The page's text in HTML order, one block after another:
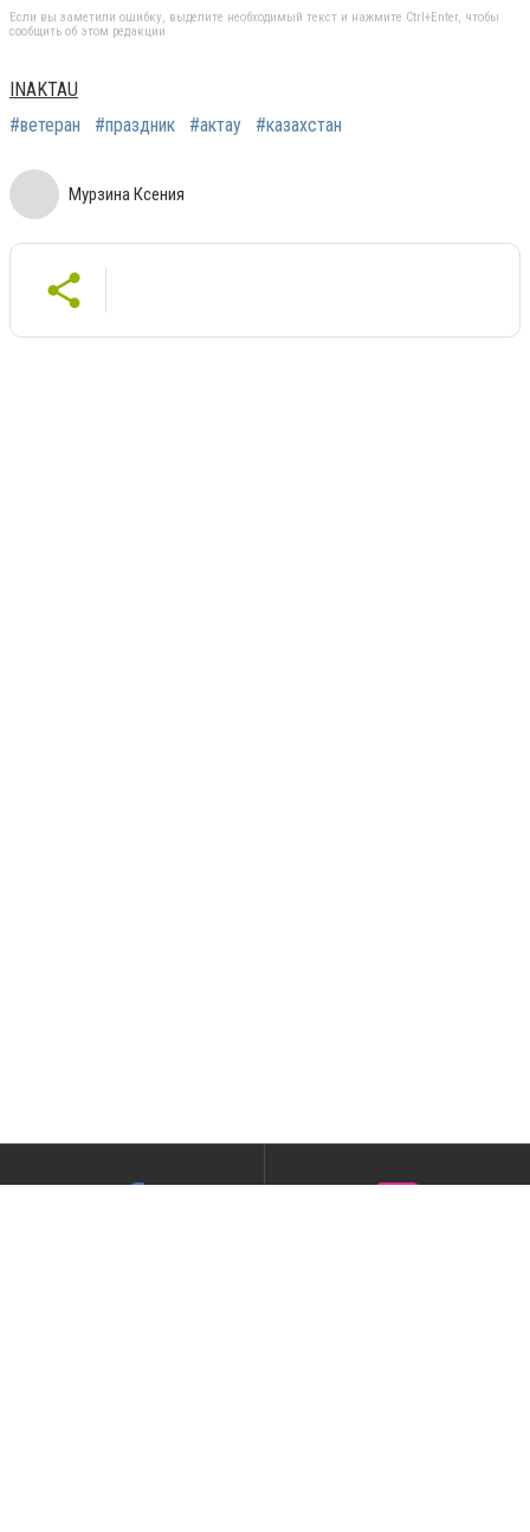
Если вы заметили ошибку, выделите необходимый текст и нажмите Ctrl+Enter, чтобы
сообщить об этом редакции
INAKTAU
#ветеран
#праздник #актау #казахстан
Мурзина Ксения